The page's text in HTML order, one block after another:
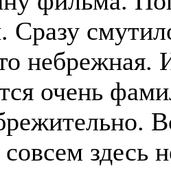
Сразу
очень
совсем